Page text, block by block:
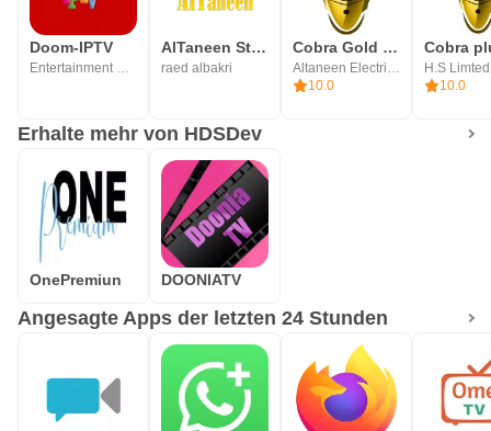
Doom-IPTV
Entertainment Programs
AlTaneen Store
raed albakri
Cobra Gold Player
Altaneen Electrical
10.0
Cobra
H.S Limted
10.0
Erhalte mehr von HDSDev
OnePremiun DOONIATV
Angesagte Apps der letzten 24 Stunden